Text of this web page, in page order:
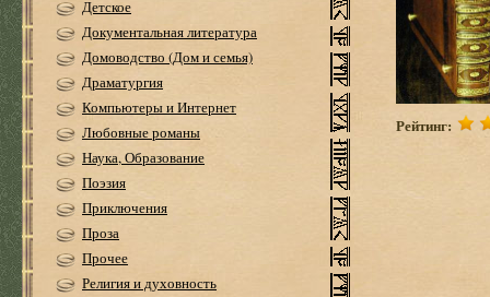
Детское
Документальная литература
Домоводство (Дом и семья)
Драматургия
Компьютеры и Интернет
Любовные романы
Наука, Образование
Поэзия
Приключения
Проза
Прочее
Религия и духовность
Рейтинг: